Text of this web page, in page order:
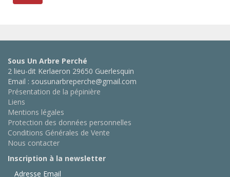
Sous Un Arbre Perché
2 lieu-dit Kerlaeron 29650 Guerlesquin
Email : sousunarbreperche@gmail.com
Présentation de la pépinière
Liens
Mentions légales
Protection des données personnelles
Conditions Générales de Vente
Nous contacter
Inscription à la newsletter
Adresse Email